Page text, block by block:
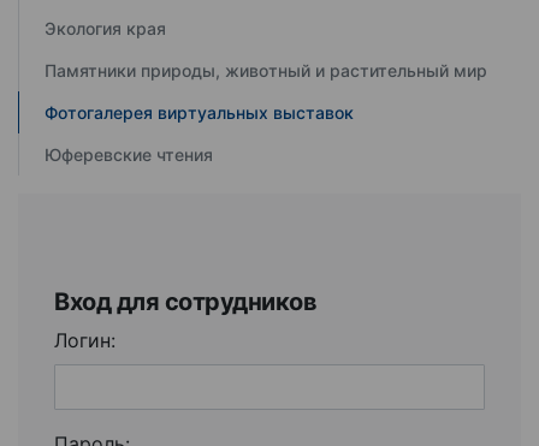
Экология края
Памятники природы, животный и растительный мир
Фотогалерея виртуальных выставок
Юферевские чтения
Вход для сотрудников
Логин: